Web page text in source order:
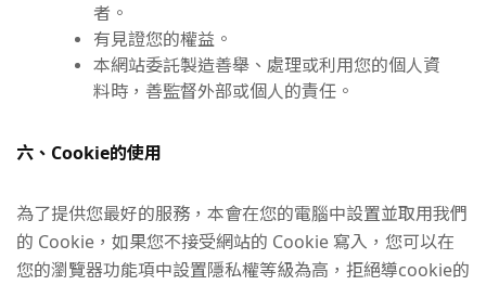
者。
有見證您的權益。
本網站委託製造善舉、處理或利用您的個人資
料時，善監督外部或個人的責任。
六、Cookie的使用
為了提供您最好的服務，本會在您的電腦中設置並取用我們
的 Cookie，如果您不接受網站的 Cookie 寫入，您可以在
您的瀏覽器功能項中設置隱私權等級為高，拒絕導cookie的